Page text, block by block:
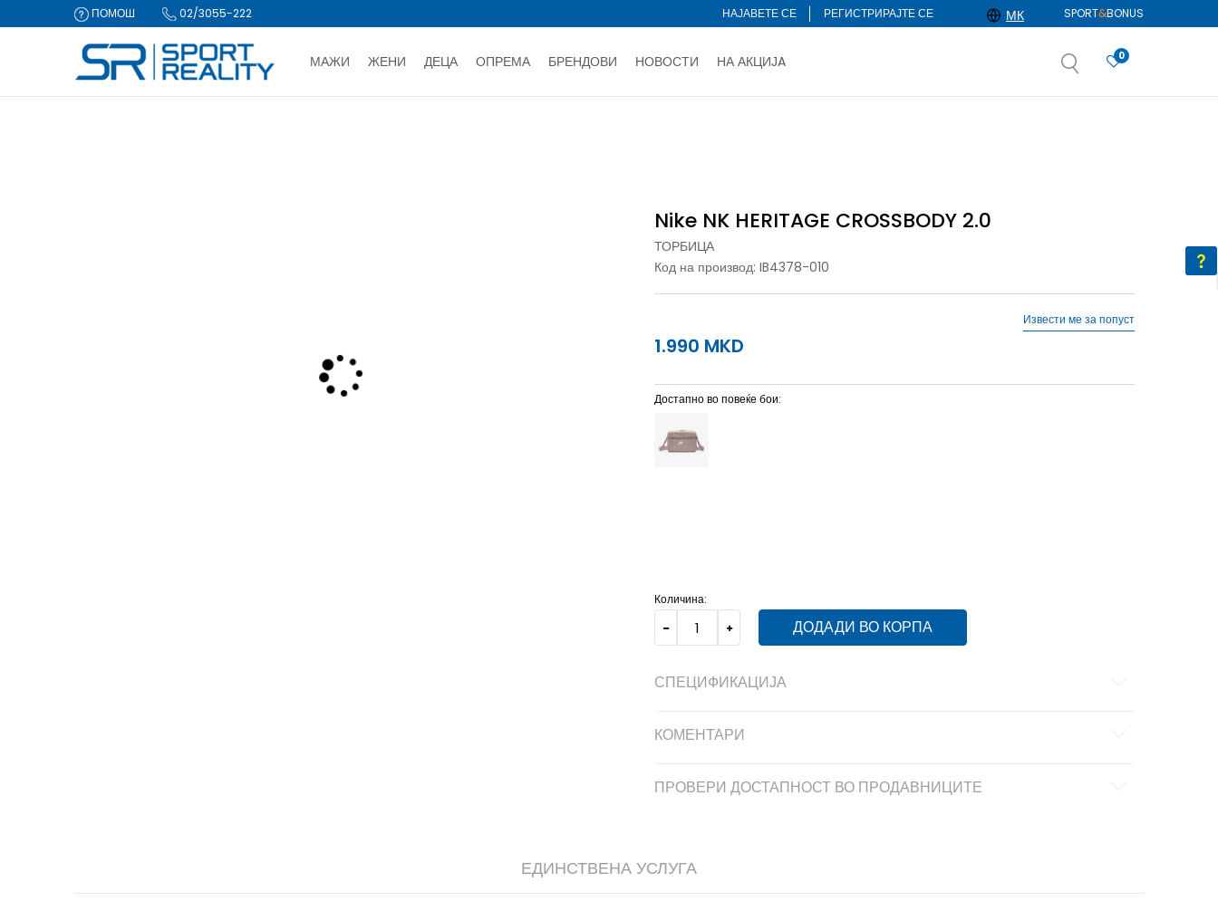
ПОМОШ 02/3055-222 SPORT&BONUS
НАЈАВЕТЕ СЕ РЕГИСТРИРАЈТЕ СЕ МК
МАЖИ ЖЕНИ ДЕЦА ОПРЕМА БРЕНДОВИ НОВОСТИ НА АКЦИЈA 0
Nike NK HERITAGE CROSSBODY 2.0
ТОРБИЦА
Код на производ: IB4378-010
1.990 MKD
Извести ме за попуст
Достапно во повеќе бои:
Количина:
ДОДАДИ ВО КОРПА
СПЕЦИФИКАЦИЈА
КОМЕНТАРИ
ПРОВЕРИ ДОСТАПНОСТ ВО ПРОДАВНИЦИТЕ
ЕДИНСТВЕНА УСЛУГА